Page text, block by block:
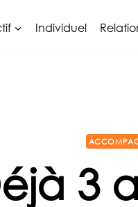
Individuel
3